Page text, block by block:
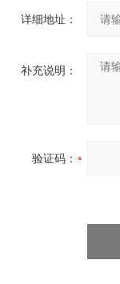
详细地址：
补充说明：
验证码：